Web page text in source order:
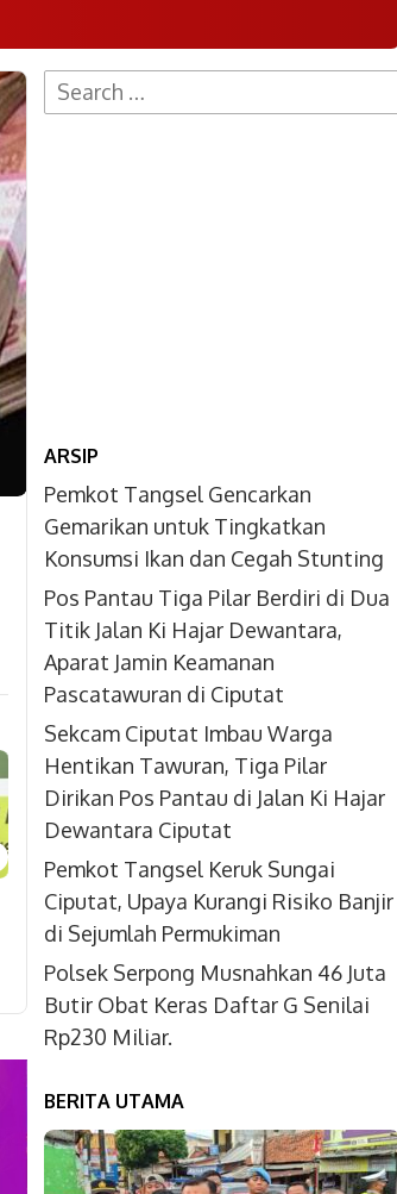
Thursday, 21 July 2022 15:08
Anggota Gugat Ketua IDI
Tangsel Diduga Gunakan
Gelar S2 Bodong
Search
for:
ARSIP
Pemkot Tangsel Gencarkan
Gemarikan untuk Tingkatkan
Konsumsi Ikan dan Cegah Stunting
Pos Pantau Tiga Pilar Berdiri di Dua
Titik Jalan Ki Hajar Dewantara,
Aparat Jamin Keamanan
Pascatawuran di Ciputat
Sekcam Ciputat Imbau Warga
Hentikan Tawuran, Tiga Pilar
Dirikan Pos Pantau di Jalan Ki Hajar
Dewantara Ciputat
Pemkot Tangsel Keruk Sungai
Ciputat, Upaya Kurangi Risiko Banjir
di Sejumlah Permukiman
Polsek Serpong Musnahkan 46 Juta
Butir Obat Keras Daftar G Senilai
Rp230 Miliar.
BERITA UTAMA